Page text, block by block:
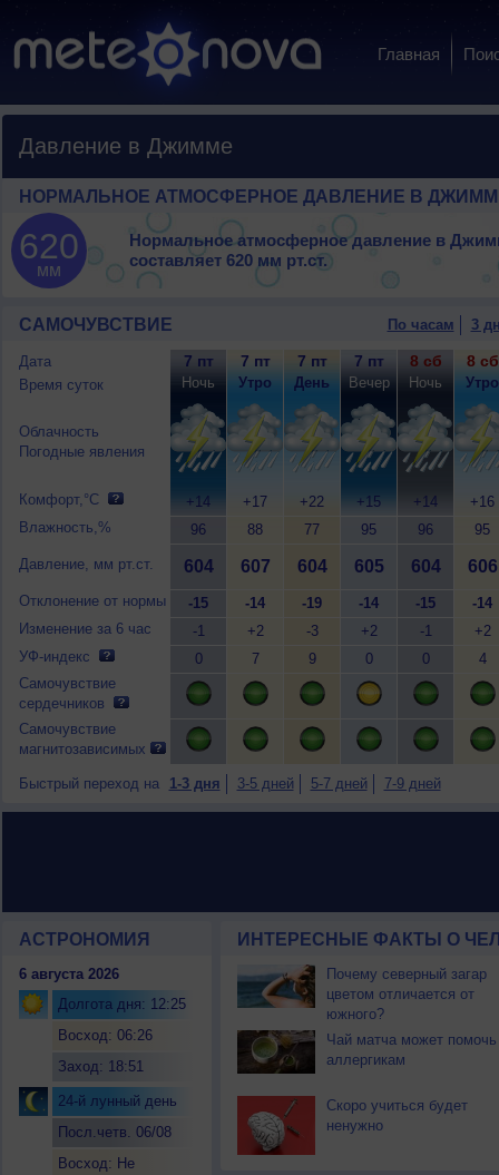
Главная
Давление в Джимме
НОРМАЛЬНОЕ АТМОСФЕРНОЕ ДАВЛЕНИЕ В
620
мм
Нормальное атмосферное давление в
составляет 620 мм рт.ст.
САМОЧУВСТВИЕ По часам 3
Дата
Время суток
Облачность
Погодные явления
Комфорт,°C
Влажность,%
Давление, мм рт.ст.
Отклонение от нормы
Изменение за 6 час
УФ-индекс
Самочувствие
сердечников
Самочувствие
магнитозависимых
7 пт
Ночь
+14
96
604
-15
-1
0
7 пт
Утро
+17
88
607
-14
+2
7
7 пт
День
+22
77
604
-19
-3
9
7 пт
Вечер
+15
95
605
-14
+2
0
8 сб
Ночь
+14
96
604
-15
-1
0
8 сб
Утро
+16
95
606
-14
+2
4
Быстрый переход на 1-3 дня 3-5 дней 5-7 дней 7-9 дней
АСТРОНОМИЯ
6 августа 2026
Долгота дня: 12:25
Восход: 06:26
Заход: 18:51
24-й лунный день
Посл.четв. 06/08
Восход: Не
ИНТЕРЕСНЫЕ ФАКТЫ О
Почему северный загар
цветом отличается от
южного?
Чай матча может помочь
аллергикам
Скоро учиться будет
ненужно